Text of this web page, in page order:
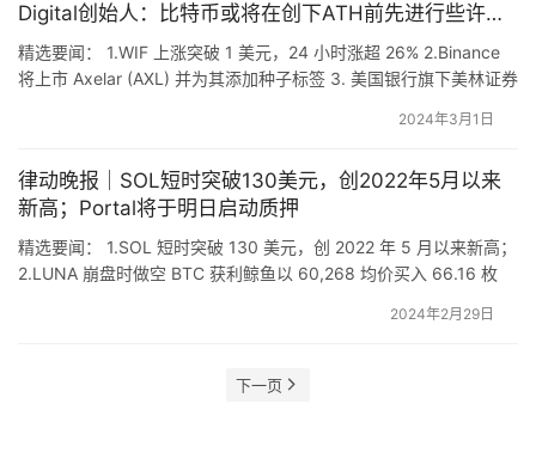
Digital创始人：比特币或将在创下ATH前先进行些许回
调
精选要闻： 1.WIF 上涨突破 1 美元，24 小时涨超 26% 2.Binance
将上市 Axelar (AXL) 并为其添加种子标签 3. 美国银行旗下美林证券
出售 SOL 实际上是非常看涨的事情 5.Galaxy Digital 创始人：比特
2024年3月1日
律动晚报｜SOL短时突破130美元，创2022年5月以来
新高；Portal将于明日启动质押
精选要闻： 1.SOL 短时突破 130 美元，创 2022 年 5 月以来新高；
2.LUNA 崩盘时做空 BTC 获利鲸鱼以 60,268 均价买入 66.16 枚
全球第四大上市交易所； 5.分析：PORTAL 做市商或为 DWF Labs
2024年2月29日
下一页